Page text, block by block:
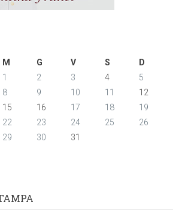
M G V S
D
1
2 3 4
5
8 9 10 11
12
15 16 17 18
19
22 23 24 25
26
29 30
31